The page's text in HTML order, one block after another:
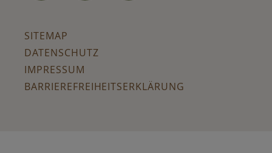
SITEMAP
DATENSCHUTZ
IMPRESSUM
BARRIEREFREIHEITSERKLÄRUNG